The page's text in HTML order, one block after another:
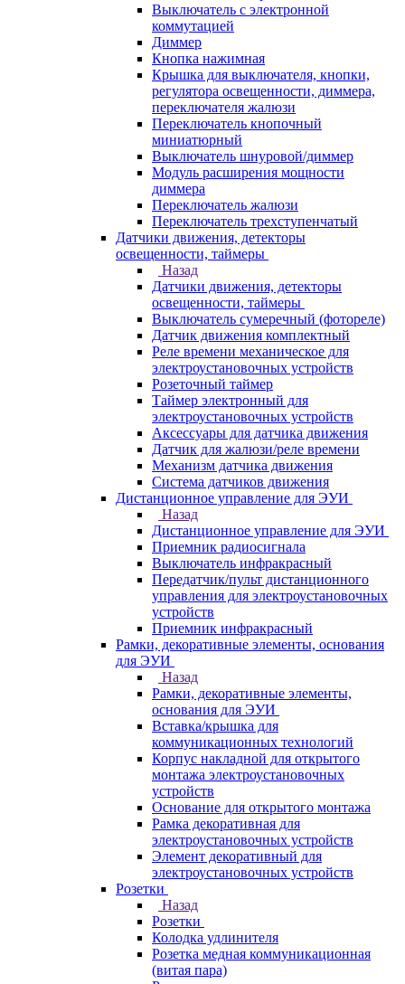
Выключатель с электронной
коммутацией
Диммер
Кнопка нажимная
Крышка для выключателя, кнопки,
регулятора освещенности, диммера,
переключателя жалюзи
Переключатель кнопочный
миниатюрный
Выключатель шнуровой/диммер
Модуль расширения мощности
диммера
Переключатель жалюзи
Переключатель трехступенчатый
Датчики движения, детекторы
освещенности, таймеры
Назад
Датчики движения, детекторы
освещенности, таймеры
Выключатель сумеречный (фотореле)
Датчик движения комплектный
Реле времени механическое для
электроустановочных устройств
Розеточный таймер
Таймер электронный для
электроустановочных устройств
Аксессуары для датчика движения
Датчик для жалюзи/реле времени
Механизм датчика движения
Система датчиков движения
Дистанционное управление для ЭУИ
Назад
Дистанционное управление для ЭУИ
Приемник радиосигнала
Выключатель инфракрасный
Передатчик/пульт дистанционного
управления для электроустановочных
устройств
Приемник инфракрасный
Рамки, декоративные элементы, основания
для ЭУИ
Назад
Рамки, декоративные элементы,
основания для ЭУИ
Вставка/крышка для
коммуникационных технологий
Корпус накладной для открытого
монтажа электроустановочных
устройств
Основание для открытого монтажа
Рамка декоративная для
электроустановочных устройств
Элемент декоративный для
электроустановочных устройств
Розетки
Назад
Розетки
Колодка удлинителя
Розетка медная коммуникационная
(витая пара)